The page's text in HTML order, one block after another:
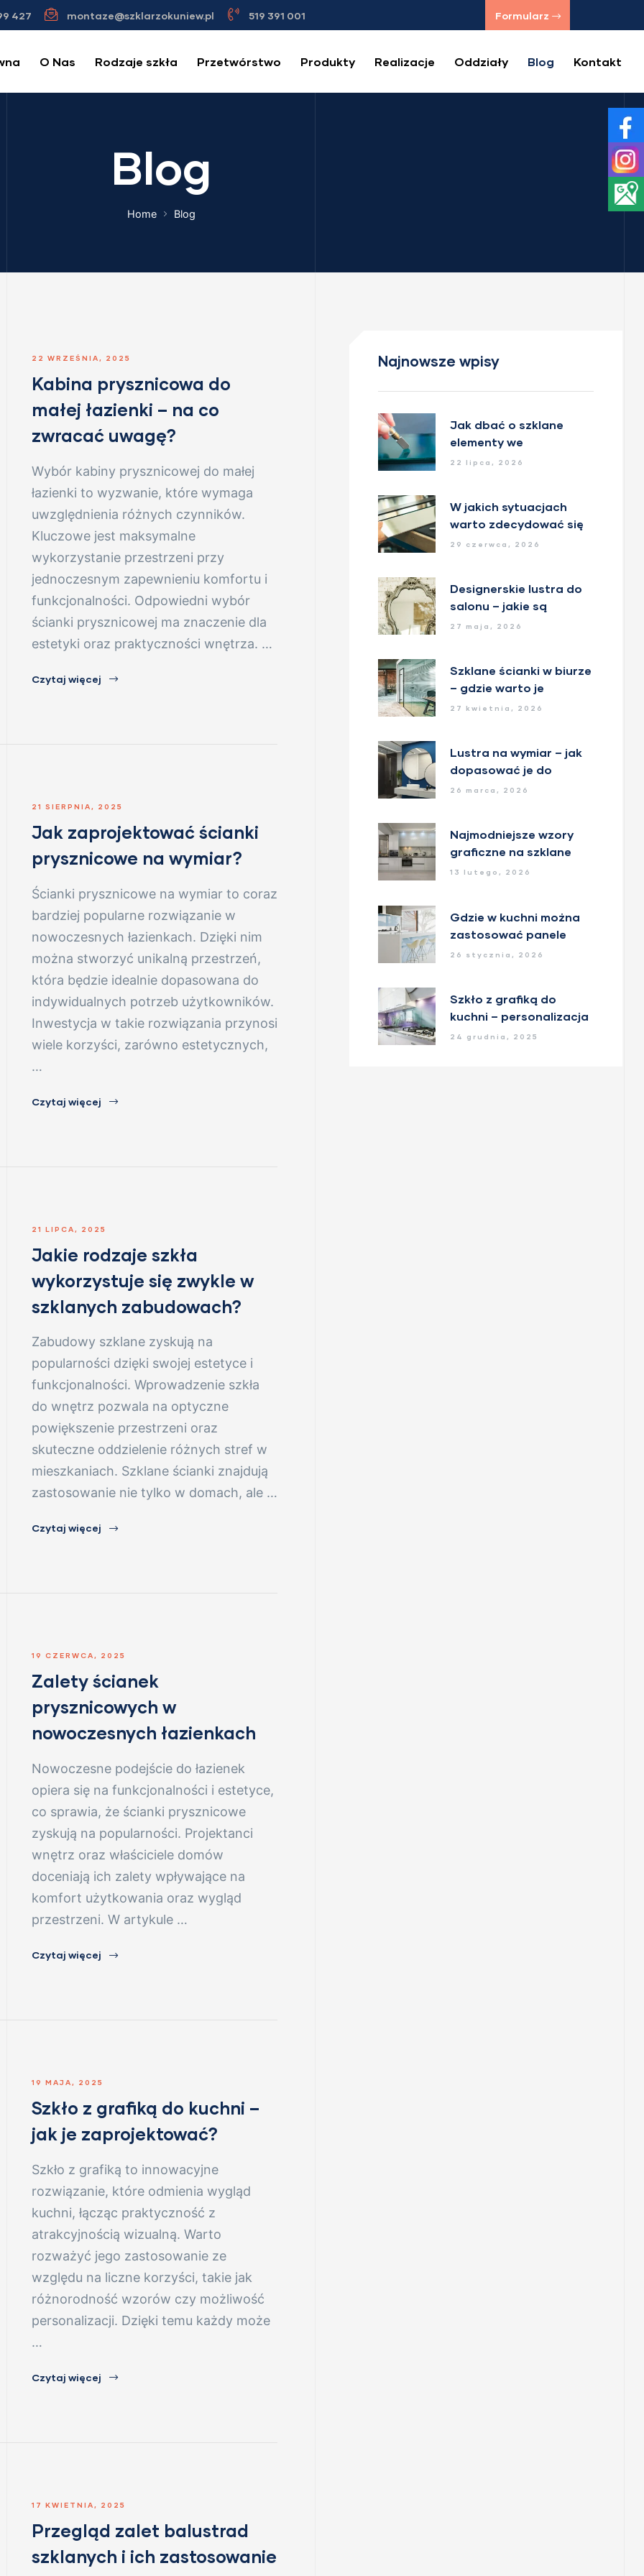
427 montaze@szklarzokuniew.pl 519 391 001 Formularz
O Nas Rodzaje szkła Przetwórstwo Produkty Realizacje Oddziały Blog Kontakt
Blog
Home Blog
22 WRZEŚNIA, 2025
Kabina prysznicowa do
małej łazienki – na co
zwracać uwagę?
Wybór kabiny prysznicowej do małej
łazienki to wyzwanie, które wymaga
uwzględnienia różnych czynników.
Kluczowe jest maksymalne
wykorzystanie przestrzeni przy
jednoczesnym zapewnieniu komfortu i
funkcjonalności. Odpowiedni wybór
ścianki prysznicowej ma znaczenie dla
estetyki oraz praktyczności wnętrza. …
Czytaj więcej
21 SIERPNIA, 2025
Jak zaprojektować ścianki
prysznicowe na wymiar?
Ścianki prysznicowe na wymiar to coraz
bardziej popularne rozwiązanie w
nowoczesnych łazienkach. Dzięki nim
można stworzyć unikalną przestrzeń,
która będzie idealnie dopasowana do
indywidualnych potrzeb użytkowników.
Inwestycja w takie rozwiązania przynosi
wiele korzyści, zarówno estetycznych,
…
Czytaj więcej
21 LIPCA, 2025
Jakie rodzaje szkła
wykorzystuje się zwykle w
szklanych zabudowach?
Zabudowy szklane zyskują na
popularności dzięki swojej estetyce i
funkcjonalności. Wprowadzenie szkła
do wnętrz pozwala na optyczne
powiększenie przestrzeni oraz
skuteczne oddzielenie różnych stref w
mieszkaniach. Szklane ścianki znajdują
zastosowanie nie tylko w domach, ale …
Czytaj więcej
19 CZERWCA, 2025
Zalety ścianek
prysznicowych w
nowoczesnych łazienkach
Nowoczesne podejście do łazienek
opiera się na funkcjonalności i estetyce,
co sprawia, że ścianki prysznicowe
zyskują na popularności. Projektanci
wnętrz oraz właściciele domów
doceniają ich zalety wpływające na
komfort użytkowania oraz wygląd
przestrzeni. W artykule …
Czytaj więcej
19 MAJA, 2025
Szkło z grafiką do kuchni –
jak je zaprojektować?
Szkło z grafiką to innowacyjne
rozwiązanie, które odmienia wygląd
kuchni, łącząc praktyczność z
atrakcyjnością wizualną. Warto
rozważyć jego zastosowanie ze
względu na liczne korzyści, takie jak
różnorodność wzorów czy możliwość
personalizacji. Dzięki temu każdy może
…
Czytaj więcej
17 KWIETNIA, 2025
Przegląd zalet balustrad
szklanych i ich zastosowanie
Najnowsze wpisy
Jak dbać o szklane
elementy we
wnętrzach?
22 lipca, 2026
W jakich sytuacjach
warto zdecydować się
na lustra na wymiar?
29 czerwca, 2026
Designerskie lustra do
salonu – jakie są
trendy?
27 maja, 2026
Szklane ścianki w biurze
– gdzie warto je
zamontować?
27 kwietnia, 2026
Lustra na wymiar – jak
dopasować je do
wnętrza?
26 marca, 2026
Najmodniejsze wzory
graficzne na szklane
ściany w kuchni
13 lutego, 2026
Gdzie w kuchni można
zastosować panele
szklane?
26 stycznia, 2026
Szkło z grafiką do
kuchni – personalizacja
i unikalny styl
24 grudnia, 2025